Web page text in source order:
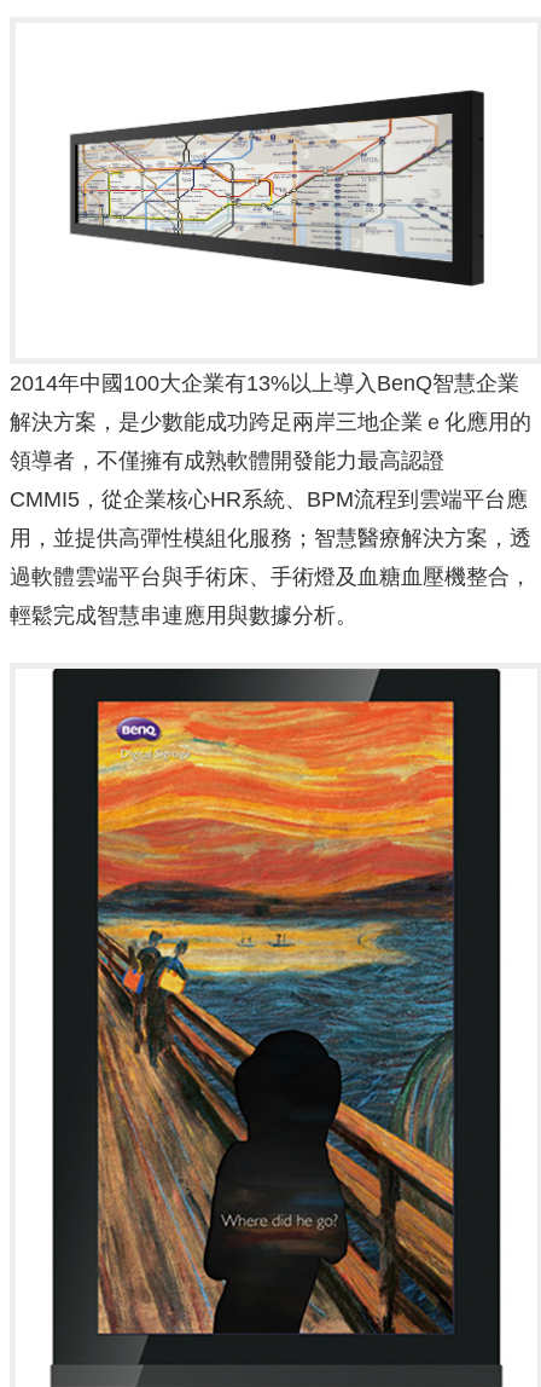
2014年中國100大企業有13%以上導入BenQ智慧企業
解決方案，是少數能成功跨足兩岸三地企業ｅ化應用的
領導者，不僅擁有成熟軟體開發能力最高認證
CMMI5，從企業核心HR系統、BPM流程到雲端平台應
用，並提供高彈性模組化服務；智慧醫療解決方案，透
過軟體雲端平台與手術床、手術燈及血糖血壓機整合，
輕鬆完成智慧串連應用與數據分析。